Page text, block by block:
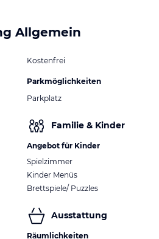
Allgemein
Kostenfrei
Parkmöglichkeiten
Parkplatz
Familie & Kinder
Angebot für Kinder
Spielzimmer
Kinder Menüs
Brettspiele/ Puzzles
Ausstattung
Räumlichkeiten